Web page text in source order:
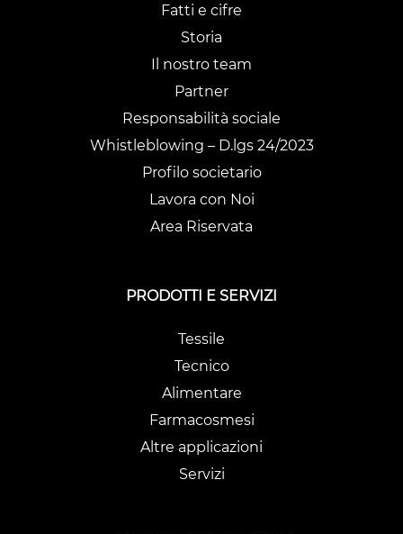
Fatti e cifre
Storia
Il nostro team
Partner
Responsabilità sociale
Whistleblowing – D.lgs 24/2023
Profilo societario
Lavora con Noi
Area Riservata
PRODOTTI E SERVIZI
Tessile
Tecnico
Alimentare
Farmacosmesi
Altre applicazioni
Servizi